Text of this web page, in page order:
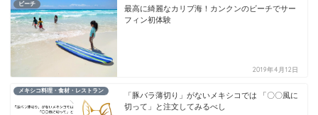
ビーチ
最高に綺麗なカリブ海！カンクンのビーチでサー
フィン初体験
2019年4月12日
メキシコ料理・食材・レストラン
「豚バラ薄切り」がないメキシコでは 「〇〇風に
切って」と注文してみるべし